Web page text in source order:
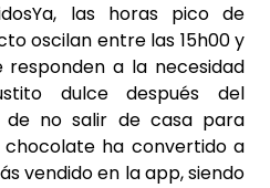
las horas pico de
oscilan entre las 15h00 y
responden a la necesidad
dulce después del
de no salir de casa para
ha convertido a
vendido en la app, siendo